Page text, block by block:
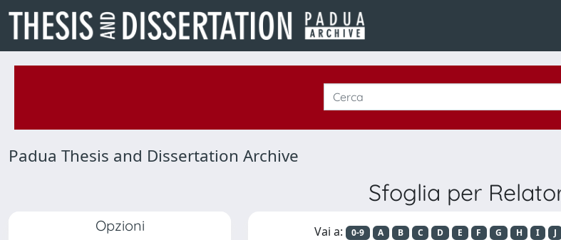
Padua Thesis and Dissertation Archive
Sfoglia per
Opzioni Vai a: 0-9 A B C D E F G H I J